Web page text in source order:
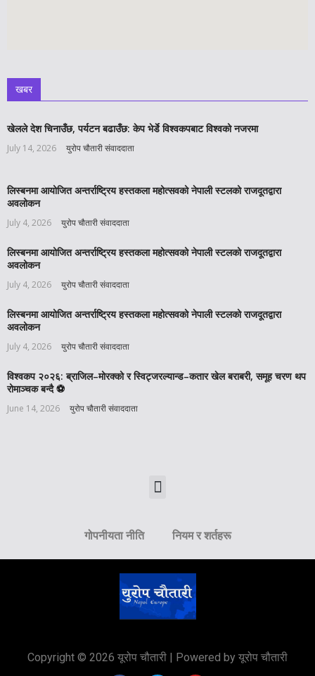
खबर
खेलले देश चिनाउँछ, पर्यटन बढाउँछ: केप भेर्डे विश्वकपबाट विश्वको नजरमा
July 14, 2026 युरोप चौतारी संवाददाता
लिस्बनमा आयोजित अन्तर्राष्ट्रिय हस्तकला महोत्सवको नेपाली स्टलको राजदूतद्वारा
अवलोकन
July 4, 2026 युरोप चौतारी संवाददाता
लिस्बनमा आयोजित अन्तर्राष्ट्रिय हस्तकला महोत्सवको नेपाली स्टलको राजदूतद्वारा
अवलोकन
July 4, 2026 युरोप चौतारी संवाददाता
लिस्बनमा आयोजित अन्तर्राष्ट्रिय हस्तकला महोत्सवको नेपाली स्टलको राजदूतद्वारा
अवलोकन
July 4, 2026 युरोप चौतारी संवाददाता
विश्वकप २०२६: ब्राजिल–मोरक्को र स्विट्जरल्यान्ड–कतार खेल बराबरी, समूह चरण थप
रोमाञ्चक बन्दै ⚽️
June 14, 2026 युरोप चौतारी संवाददाता
गोपनीयता नीति नियम र शर्तहरू
Copyright © 2026 यूरोप चौतारी | Powered by यूरोप चौतारी